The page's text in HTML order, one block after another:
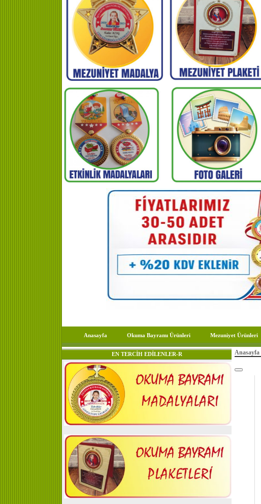
Anasayfa Okuma Bayramı Ürünleri Mezuniyet Ürünleri
EN TERCİH EDİLENLER-R
Anasayfa